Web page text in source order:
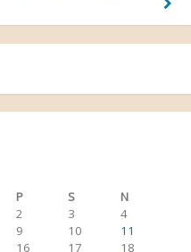
P S
N
2 3
4
9 10
11
16 17
18